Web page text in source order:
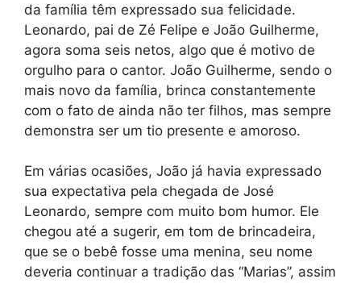
da família têm expressado sua felicidade.
Leonardo, pai de Zé Felipe e João Guilherme,
agora soma seis netos, algo que é motivo de
orgulho para o cantor. João Guilherme, sendo o
mais novo da família, brinca constantemente
com o fato de ainda não ter filhos, mas sempre
demonstra ser um tio presente e amoroso.
Em várias ocasiões, João já havia expressado
sua expectativa pela chegada de José
Leonardo, sempre com muito bom humor. Ele
chegou até a sugerir, em tom de brincadeira,
que se o bebê fosse uma menina, seu nome
deveria continuar a tradição das “Marias”, assim